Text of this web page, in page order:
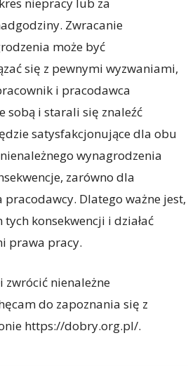
niepracy lub za
Zwracanie
może być
się z pewnymi wyzwaniami,
i pracodawca
sobą i starali się znaleźć
satysfakcjonujące dla obu
wynagrodzenia
zarówno dla
Dlatego ważne jest,
konsekwencji i działać
prawa pracy.
zwrócić nienależne
do zapoznania się z
https://dobry.org.pl/.